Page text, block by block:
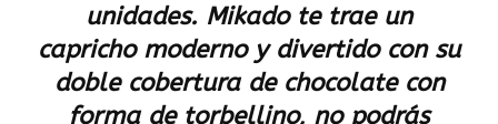
unidades. Mikado te trae un
capricho moderno y divertido con su
doble cobertura de chocolate con
forma de torbellino, no podrás